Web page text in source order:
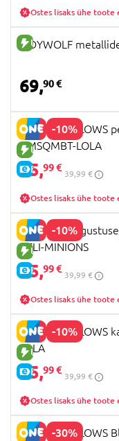
Ostes lisaks ühe toote
UUS TOODE
KIDYWOLF
69,90 €
-10%
UUS TOODE
E-HIND
SQUISHMALLOWS
HMSQMBT-LOLA
35,99 €
39,99 €
Ostes lisaks ühe toote
-10%
UUS TOODE
E-HIND
MINIONS
BTLI-MINIONS
35,99 €
39,99 €
Ostes lisaks ühe toote
-10%
UUS TOODE
E-HIND
SQUISHMALLOWS
LOLA
35,99 €
39,99 €
Ostes lisaks ühe toote
-30%
SQUISHMALLOWS